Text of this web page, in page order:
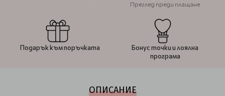
Преглед преди плащане
Подарък към поръчката
Бонус точки и лоялна
програма
ОПИСАНИЕ